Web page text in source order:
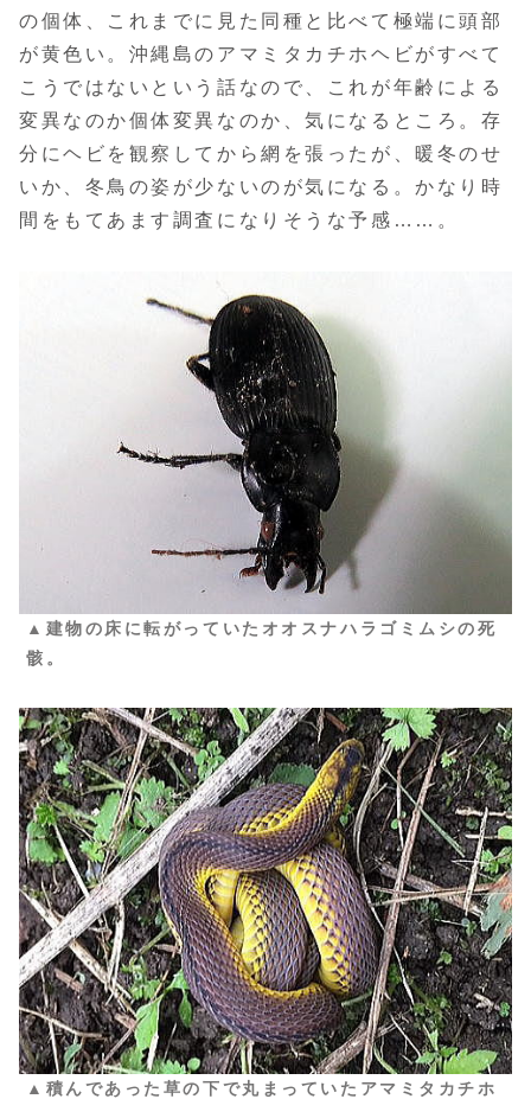
の個体、これまでに見た同種と比べて極端に頭部
が黄色い。沖縄島のアマミタカチホヘビがすべて
こうではないという話なので、これが年齢による
変異なのか個体変異なのか、気になるところ。存
分にヘビを観察してから網を張ったが、暖冬のせ
いか、冬鳥の姿が少ないのが気になる。かなり時
間をもてあます調査になりそうな予感……。
▲建物の床に転がっていたオオスナハラゴミムシの死
骸。
▲積んであった草の下で丸まっていたアマミタカチホ